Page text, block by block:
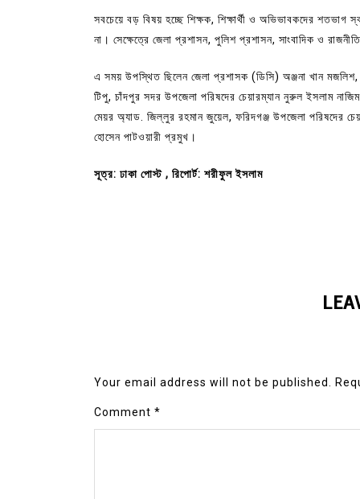
সবচেয়ে বড় বিষয় হচ্ছে শিক্ষক, শিক্ষার্থী ও অভিভাবকদের শতভাগ
না। সেক্ষেত্রে জেলা প্রশাসন, পুলিশ প্রশাসন, সাংবাদিক ও
এ সময় উপস্থিত ছিলেন জেলা প্রশাসক (ডিসি) অঞ্জনা খান
টিপু, চাঁদপুর সদর উপজেলা পরিষদের চেয়ারম্যান নুরুল ইসলাম নাজিম
মেয়র অ্যাড. জিল্লুর রহমান জুয়েল, ফরিদগঞ্জ উপজেলা পরিষদের
হোসেন পাটওয়ারী প্রমুখ।
সূত্র: ঢাকা পোস্ট , রিপোর্ট: শরীফুল ইসলাম
Your email address will not be published.
Comment *